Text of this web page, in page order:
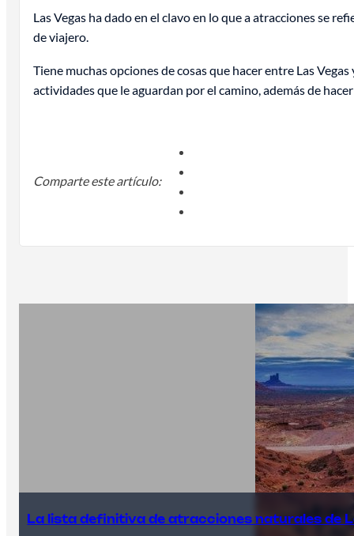
Las Vegas ha dado en el clavo en lo que a atracciones se
de viajero.
Tiene muchas opciones de cosas que hacer entre Las
actividades que le aguardan por el camino, además de
Comparte este artículo:
La lista definitiva de atracciones naturales de